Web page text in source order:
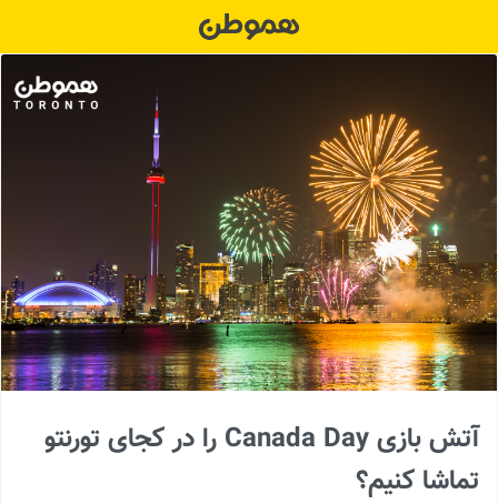
آتش بازی Canada Day را در کجای تورنتو
تماشا کنیم؟